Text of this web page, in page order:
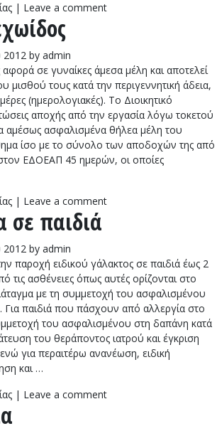
| Leave a comment
2012 by admin
σε γυναίκες άμεσα μέλη και αποτελεί
μισθού τους κατά την περιγεννητική άδεια,
(ημερολογιακές). Το Διοικητικό
αποχής από την εργασία λόγω τοκετού
αμέσως ασφαλισμένα θήλεα μέλη του
ίσο με το σύνολο των αποδοχών της από
ΕΔΟΕΑΠ 45 ημερών, οι οποίες
| Leave a comment
σε παιδιά
2012 by admin
παροχή ειδικού γάλακτος σε παιδιά έως 2
ασθένειες όπως αυτές ορίζονται στο
με τη συμμετοχή του ασφαλισμένου
Για παιδιά που πάσχουν από αλλεργία στο
του ασφαλισμένου στη δαπάνη κατά
του θεράποντος ιατρού και έγκριση
για περαιτέρω ανανέωση, ειδική
και …
| Leave a comment